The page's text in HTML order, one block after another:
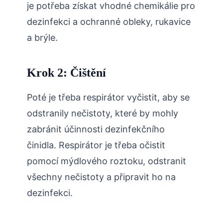
je potřeba získat vhodné chemikálie pro
dezinfekci a ochranné obleky, rukavice
a brýle.
Krok 2: Čištění
Poté je třeba respirátor vyčistit, aby se
odstranily nečistoty, které by mohly
zabránit účinnosti dezinfekčního
činidla. Respirátor je třeba očistit
pomocí mýdlového roztoku, odstranit
všechny nečistoty a připravit ho na
dezinfekci.